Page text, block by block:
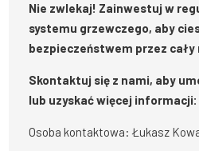
Nie zwlekaj! Zainwestuj w
systemu grzewczego, aby
bezpieczeństwem przez cały
Skontaktuj się z nami, aby
lub uzyskać więcej informacji:
Osoba kontaktowa: Łukasz